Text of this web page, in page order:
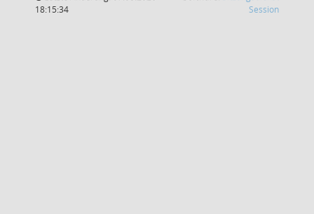
18:15:34
Session(Wird in